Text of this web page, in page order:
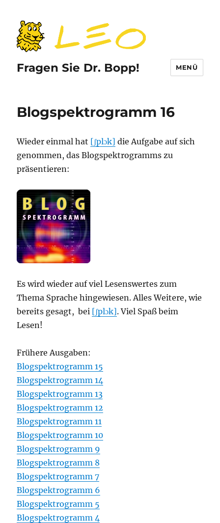
Fragen Sie Dr. Bopp! MENÜ
Blogspektrogramm 16
Wieder einmal hat [ʃplɔk] die Aufgabe auf sich
genommen, das Blogspektrogramms zu
präsentieren:
Es wird wieder auf viel Lesenswertes zum
Thema Sprache hingewiesen. Alles Weitere, wie
bereits gesagt, bei [ʃplɔk]. Viel Spaß beim
Lesen!
Frühere Ausgaben:
Blogspektrogramm 15
Blogspektrogramm 14
Blogspektrogramm 13
Blogspektrogramm 12
Blogspektrogramm 11
Blogspektrogramm 10
Blogspektrogramm 9
Blogspektrogramm 8
Blogspektrogramm 7
Blogspektrogramm 6
Blogspektrogramm 5
Blogspektrogramm 4